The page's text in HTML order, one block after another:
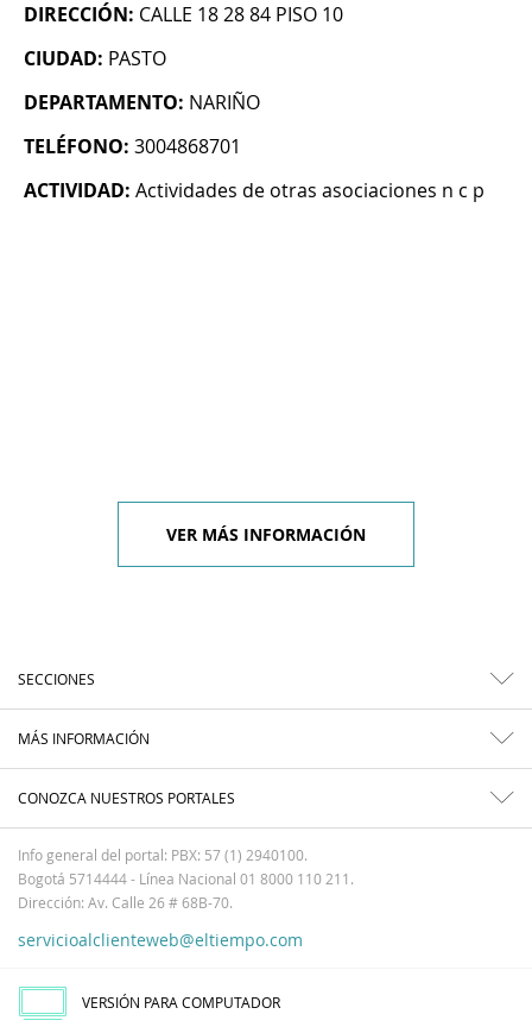
DIRECCIÓN: CALLE 18 28 84 PISO 10
CIUDAD: PASTO
DEPARTAMENTO: NARIÑO
TELÉFONO: 3004868701
ACTIVIDAD: Actividades de otras asociaciones n c p
VER MÁS INFORMACIÓN
SECCIONES
MÁS INFORMACIÓN
CONOZCA NUESTROS PORTALES
Info general del portal: PBX: 57 (1) 2940100.
Bogotá 5714444 - Línea Nacional 01 8000 110 211.
Dirección: Av. Calle 26 # 68B-70.
servicioalclienteweb@eltiempo.com
VERSIÓN PARA COMPUTADOR